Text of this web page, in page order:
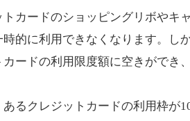
トカードのショッピングリボやキ
時的に利用できなくなります。し
カードの利用限度額に空きができ
あるクレジットカードの利用枠が